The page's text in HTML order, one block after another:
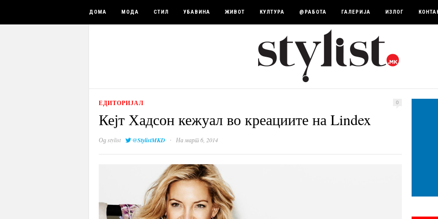
ДОМА МОДА СТИЛ УБАВИНА ЖИВОТ КУЛТУРА @РАБОТА ГАЛЕРИЈА ИЗЛОГ
ЕДИТОРИЈАЛ 0
Кејт Хадсон кежуал во креациите на Lindex
Одstylist @StylistMKD · На март 6, 2014